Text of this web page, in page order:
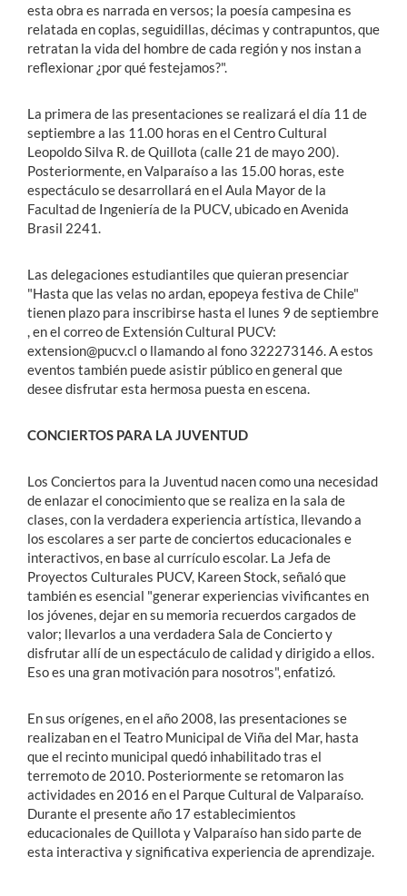
esta obra es narrada en versos; la poesía campesina es
relatada en coplas, seguidillas, décimas y contrapuntos, que
retratan la vida del hombre de cada región y nos instan a
reflexionar ¿por qué festejamos?".
La primera de las presentaciones se realizará el día 11 de
septiembre a las 11.00 horas en el Centro Cultural
Leopoldo Silva R. de Quillota (calle 21 de mayo 200).
Posteriormente, en Valparaíso a las 15.00 horas, este
espectáculo se desarrollará en el Aula Mayor de la
Facultad de Ingeniería de la PUCV, ubicado en Avenida
Brasil 2241.
Las delegaciones estudiantiles que quieran presenciar
"Hasta que las velas no ardan, epopeya festiva de Chile"
tienen plazo para inscribirse hasta el lunes 9 de septiembre
, en el correo de Extensión Cultural PUCV:
extension@pucv.cl o llamando al fono 322273146. A estos
eventos también puede asistir público en general que
desee disfrutar esta hermosa puesta en escena.
CONCIERTOS PARA LA JUVENTUD
Los Conciertos para la Juventud nacen como una necesidad
de enlazar el conocimiento que se realiza en la sala de
clases, con la verdadera experiencia artística, llevando a
los escolares a ser parte de conciertos educacionales e
interactivos, en base al currículo escolar. La Jefa de
Proyectos Culturales PUCV, Kareen Stock, señaló que
también es esencial "generar experiencias vivificantes en
los jóvenes, dejar en su memoria recuerdos cargados de
valor; llevarlos a una verdadera Sala de Concierto y
disfrutar allí de un espectáculo de calidad y dirigido a ellos.
Eso es una gran motivación para nosotros", enfatizó.
En sus orígenes, en el año 2008, las presentaciones se
realizaban en el Teatro Municipal de Viña del Mar, hasta
que el recinto municipal quedó inhabilitado tras el
terremoto de 2010. Posteriormente se retomaron las
actividades en 2016 en el Parque Cultural de Valparaíso.
Durante el presente año 17 establecimientos
educacionales de Quillota y Valparaíso han sido parte de
esta interactiva y significativa experiencia de aprendizaje.